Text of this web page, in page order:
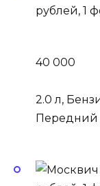
40 000
2.0 л,